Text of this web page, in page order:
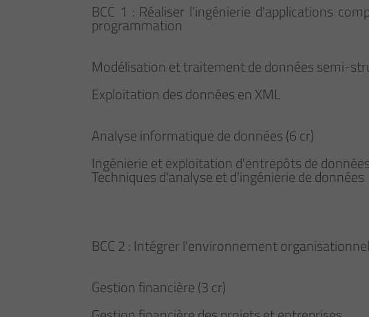
BCC 1 : Réaliser l'ingénierie d'applications
programmation
Modélisation et traitement de données semi-
Exploitation des données en XML
Analyse informatique de données (6 cr)
Ingénierie et exploitation d'entrepôts de
Techniques d'analyse et d'ingénierie de données
BCC 2 : Intégrer l'environnement
Gestion financière (3 cr)